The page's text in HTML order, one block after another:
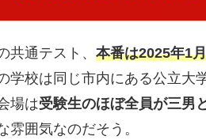
共通テスト、 本番は2025年1
学校は同じ市内にある公立大
場は受験生のほぼ全員が三男
雰囲気なのだそう。